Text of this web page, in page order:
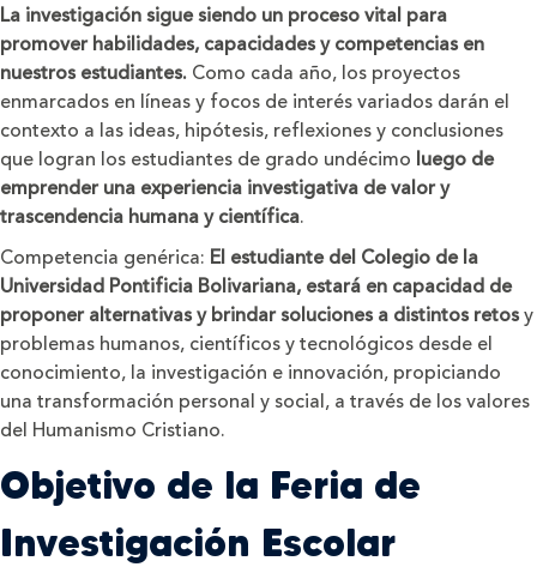
La investigación sigue siendo un proceso vital para
promover habilidades, capacidades y competencias en
nuestros estudiantes. Como cada año, los proyectos
enmarcados en líneas y focos de interés variados darán el
contexto a las ideas, hipótesis, reflexiones y conclusiones
que logran los estudiantes de grado undécimo luego de
emprender una experiencia investigativa de valor y
trascendencia humana y científica.
Competencia genérica: El estudiante del Colegio de la
Universidad Pontificia Bolivariana, estará en capacidad de
proponer alternativas y brindar soluciones a distintos retosy
problemas humanos, científicos y tecnológicos desde el
conocimiento, la investigación e innovación, propiciando
una transformación personal y social, a través de los valores
del Humanismo Cristiano.
Objetivo de la Feria de
Investigación Escolar